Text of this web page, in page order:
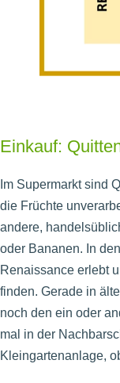
Einkauf:
Im Supermarkt sind
die Früchte
andere,
oder Bananen. In
Renaissance erlebt
finden. Gerade in
noch den ein oder
mal in der
Kleingartenanlage,